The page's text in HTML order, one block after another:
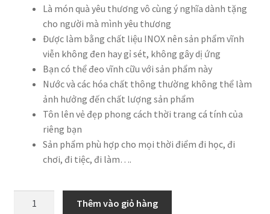
Là món quà yêu thương vô cùng ý nghĩa dành tặng
cho người mà mình yêu thương
Được làm bằng chất liệu INOX nên sản phẩm vĩnh
viễn không đen hay gỉ sét, không gây dị ứng
Bạn có thể đeo vĩnh cữu với sản phẩm này
Nước và các hóa chất thông thường không thể làm
ảnh hưởng đến chất lượng sản phẩm
Tôn lên vẻ đẹp phong cách thời trang cá tính của
riêng bạn
Sản phẩm phù hợp cho mọi thời điểm đi học, đi
chơi, đi tiệc, đi làm….
Thêm vào giỏ hàng